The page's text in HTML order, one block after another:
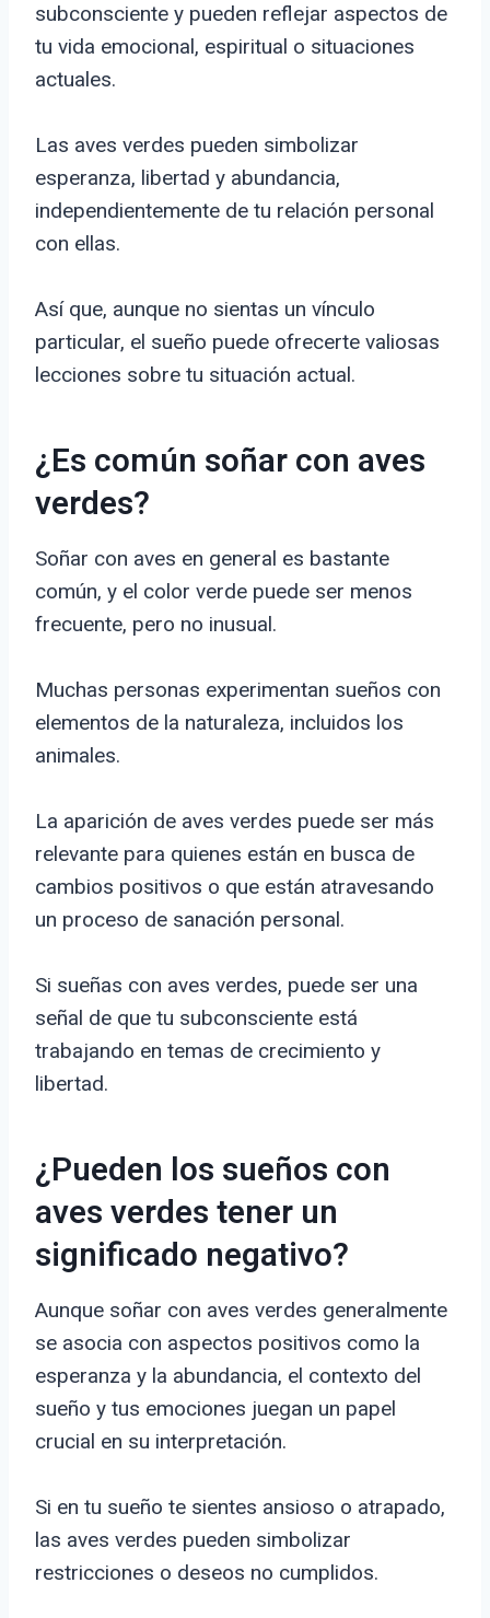
subconsciente y pueden reflejar aspectos de
tu vida emocional, espiritual o situaciones
actuales.
Las aves verdes pueden simbolizar
esperanza, libertad y abundancia,
independientemente de tu relación personal
con ellas.
Así que, aunque no sientas un vínculo
particular, el sueño puede ofrecerte valiosas
lecciones sobre tu situación actual.
¿Es común soñar con aves
verdes?
Soñar con aves en general es bastante
común, y el color verde puede ser menos
frecuente, pero no inusual.
Muchas personas experimentan sueños con
elementos de la naturaleza, incluidos los
animales.
La aparición de aves verdes puede ser más
relevante para quienes están en busca de
cambios positivos o que están atravesando
un proceso de sanación personal.
Si sueñas con aves verdes, puede ser una
señal de que tu subconsciente está
trabajando en temas de crecimiento y
libertad.
¿Pueden los sueños con
aves verdes tener un
significado negativo?
Aunque soñar con aves verdes generalmente
se asocia con aspectos positivos como la
esperanza y la abundancia, el contexto del
sueño y tus emociones juegan un papel
crucial en su interpretación.
Si en tu sueño te sientes ansioso o atrapado,
las aves verdes pueden simbolizar
restricciones o deseos no cumplidos.